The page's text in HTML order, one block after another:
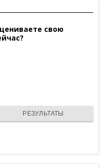
свою
РЕЗУЛЬТАТЫ